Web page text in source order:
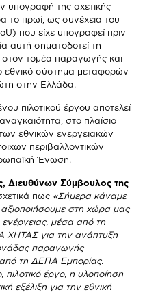
της σχετικής
το πρωί, ως συνέχεια του
που είχε υπογραφεί πριν
αυτή σηματοδοτεί τη
τομέα παραγωγής και
εθνικό σύστημα μεταφορών
στην Ελλάδα.
πιλοτικού έργου αποτελεί
στο πλαίσιο
εθνικών ενεργειακών
περιβαλλοντικών
Ένωση.
Διευθύνων Σύμβουλος της
πως«Σήμερα κάναμε
στη χώρα μας
ενέργειας, μέσα από τη
για την ανάπτυξη
παραγωγής
τη ΔΕΠΑ Εμπορίας.
πιλοτικό έργο, η υλοποίηση
εξέλιξη για την εθνική